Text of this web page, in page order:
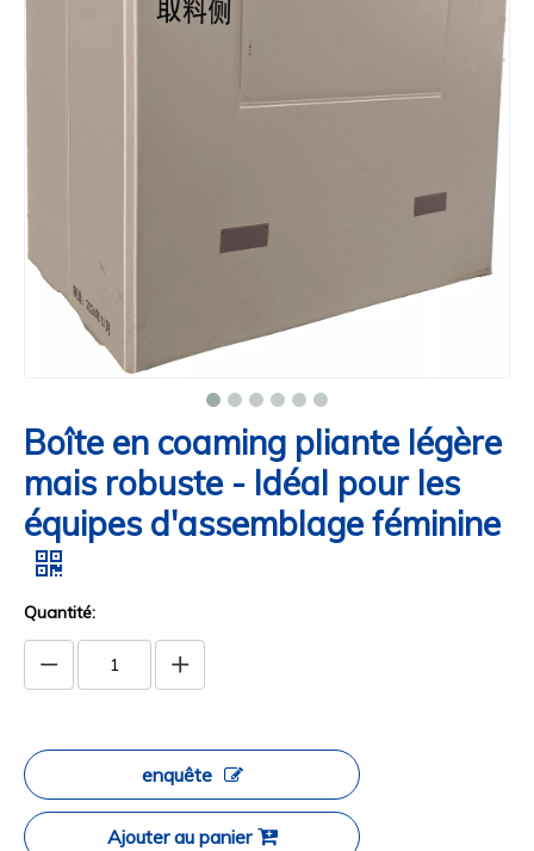
Boîte en coaming pliante légère
mais robuste - Idéal pour les
équipes d'assemblage féminine
Quantité:
enquête
Ajouter au panier